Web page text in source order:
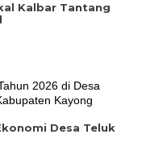
Kalbar Tantang
Desa Teluk